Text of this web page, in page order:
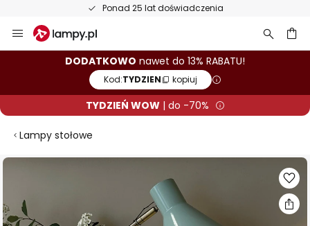
Ponad 25 lat doświadczenia
Przejdź
do
DODATKOWO nawet do 13% RABATU!
Kod:TYDZIEN kopiuj
TYDZIEŃ WOW| do -70%
Lampy stołowe
Przejdź
koniec
galerii